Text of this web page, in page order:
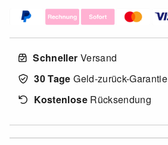
Schneller Versand
30 Tage Geld-zurück-Garantie
KostenloseRücksendung